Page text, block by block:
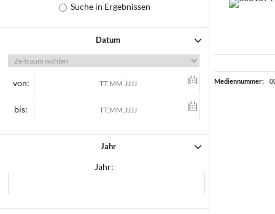
Suche in Ergebnissen
Datum
von:
bis:
Jahr
Jahr:
Mediennummer: